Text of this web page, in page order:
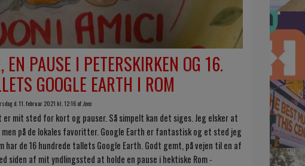
EN PAUSE I PETERSKIRKEN OG 16.
GOOGLE EARTH I ROM
d. 11. februar 2021 kl. 12:16 afJens
mit sted for kort og pauser. Så simpelt kan det siges. Jeg elsker at
på de lokales favoritter. Google Earth er fantastisk og et sted jeg
har de 16 hundrede tallets Google Earth. Godt gemt, på vejen til en af
siden af mit yndlingssted at holde en pause i hektiske Rom -